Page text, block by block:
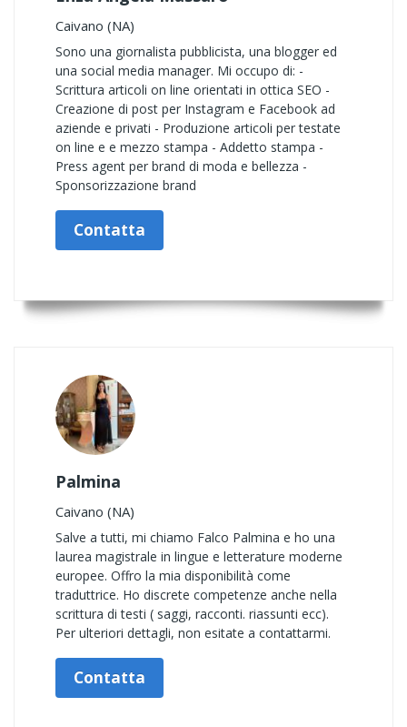
Caivano (NA)
Sono una giornalista pubblicista, una blogger ed
una social media manager. Mi occupo di: -
Scrittura articoli on line orientati in ottica SEO -
Creazione di post per Instagram e Facebook ad
aziende e privati - Produzione articoli per testate
on line e e mezzo stampa - Addetto stampa -
Press agent per brand di moda e bellezza -
Sponsorizzazione brand
Contatta
Palmina
Caivano (NA)
Salve a tutti, mi chiamo Falco Palmina e ho una
laurea magistrale in lingue e letterature moderne
europee. Offro la mia disponibilità come
traduttrice. Ho discrete competenze anche nella
scrittura di testi ( saggi, racconti. riassunti ecc).
Per ulteriori dettagli, non esitate a contattarmi.
Contatta